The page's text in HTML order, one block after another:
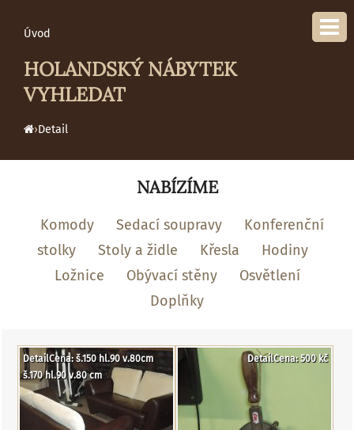
Úvod
HOLANDSKÝ NÁBYTEK
VYHLEDAT
›Detail
NABÍZÍME
Komody Sedací soupravy
Konferenční
stolky
Stoly a židle Křesla
Hodiny
Ložnice
Obývací stěny
Osvětlení
Doplňky
DetailCena: š.150 hl.90 v.80cm
š.170 hl.90 v.80 cm
DetailCena: 500 kč